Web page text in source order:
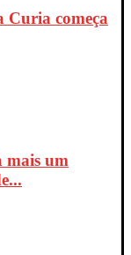
Curia começa
mais um